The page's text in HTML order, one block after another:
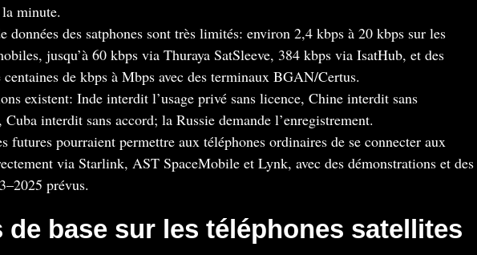
minute.
données des satphones sont très limités: environ 2,4 kbps à 20 kbps sur les
jusqu’à 60 kbps via Thuraya SatSleeve, 384 kbps via IsatHub, et des
centaines de kbps à Mbps avec des terminaux BGAN/Certus.
existent: Inde interdit l’usage privé sans licence, Chine interdit sans
interdit sans accord; la Russie demande l’enregistrement.
futures pourraient permettre aux téléphones ordinaires de se connecter aux
via Starlink, AST SpaceMobile et Lynk, avec des démonstrations et des
prévus.
de base sur les téléphones satellites